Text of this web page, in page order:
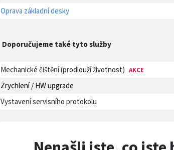
Oprava základní desky
Doporučujeme také tyto služby
Mechanické čištění (prodlouží životnost) AKCE
Zrychlení / HW upgrade
Vystavení servisního protokolu